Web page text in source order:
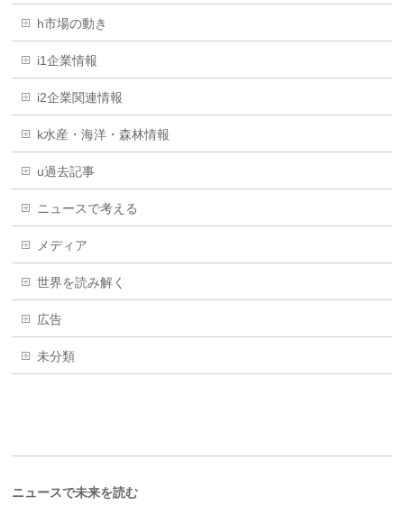
h市場の動き
i1企業情報
i2企業関連情報
k水産・海洋・森林情報
u過去記事
ニュースで考える
メディア
世界を読み解く
広告
未分類
ニュースで未来を読む